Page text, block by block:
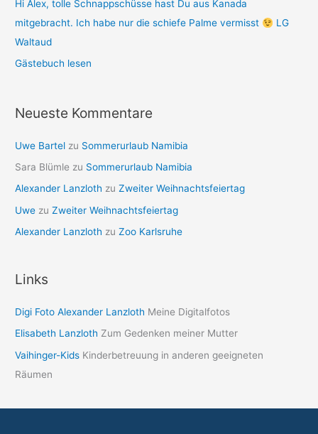
Hi Alex, tolle Schnappschüsse hast Du aus Kanada
mitgebracht. Ich habe nur die schiefe Palme vermisst
LG
Waltaud
Hall Alex ich Finde deine seit immer schöner du tun dich über
refen mach so weiber viel Glöck wünsch ich Dir. Grüße Karl-
Heinz
Gästebuch lesen
Neueste Kommentare
Uwe Bartel zu Sommerurlaub Namibia
Sara Blümle zu Sommerurlaub Namibia
Alexander Lanzloth zuZweiter Weihnachtsfeiertag
Uwe zuZweiter Weihnachtsfeiertag
Alexander Lanzloth zuZoo Karlsruhe
Links
Digi Foto Alexander Lanzloth Meine Digitalfotos
Elisabeth Lanzloth Zum Gedenken meiner Mutter
Vaihinger-Kids Kinderbetreuung in anderen geeigneten
Räumen